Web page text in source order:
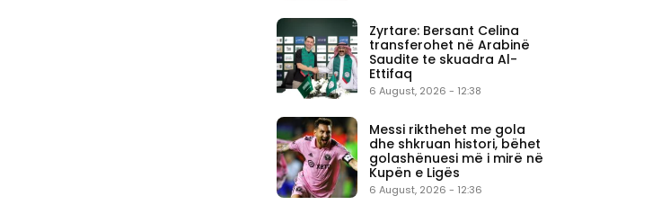
Zyrtare: Bersant Celina
transferohet në Arabinë
Saudite te skuadra Al-
Ettifaq
6 August, 2026 - 12:38
Messi rikthehet me gola
dhe shkruan histori, bëhet
golashënuesi më i mirë në
Kupën e Ligës
6 August, 2026 - 12:36